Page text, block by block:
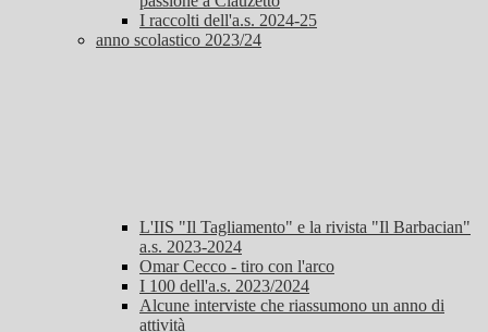
I raccolti dell'a.s. 2024-25
anno scolastico 2023/24
L'IIS "Il Tagliamento" e la rivista "Il Barbacian"
a.s. 2023-2024
Omar Cecco - tiro con l'arco
I 100 dell'a.s. 2023/2024
Alcune interviste che riassumono un anno di
attività